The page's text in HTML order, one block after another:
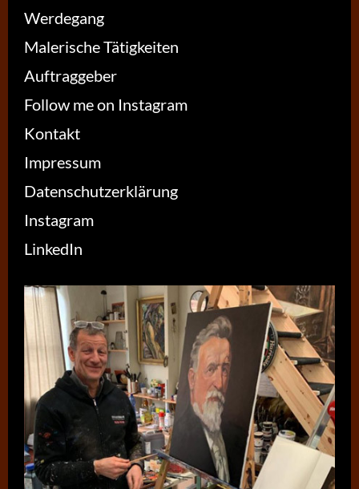
Werdegang
Malerische Tätigkeiten
Auftraggeber
Follow me on Instagram
Kontakt
Impressum
Datenschutzerklärung
Instagram
LinkedIn